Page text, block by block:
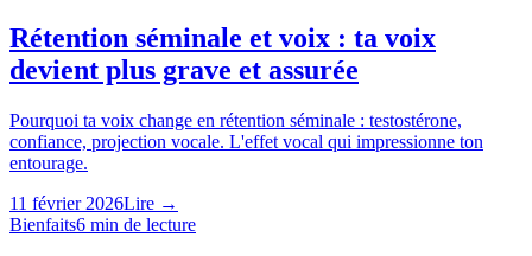
Rétention séminale et voix : ta voix
devient plus grave et assurée
Pourquoi ta voix change en rétention séminale : testostérone,
confiance, projection vocale. L'effet vocal qui impressionne ton
entourage.
11 février 2026Lire →
Bienfaits6 min de lecture